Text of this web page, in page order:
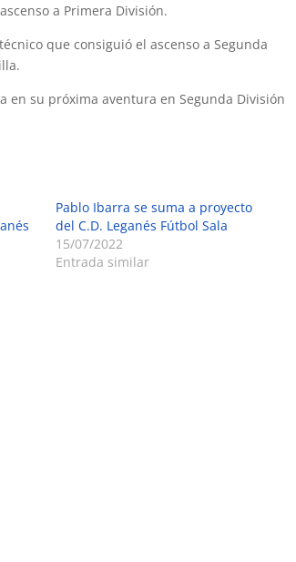
a Primera División.
que consiguió el ascenso a Segunda
en su próxima aventura en Segunda División
Pablo Ibarra se suma a proyecto
del C.D. Leganés Fútbol Sala
15/07/2022
Entrada similar